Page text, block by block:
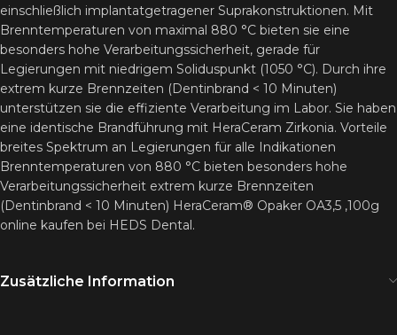
einschließlich implantatgetragener Suprakonstruktionen. Mit
Brenntemperaturen von maximal 880 °C bieten sie eine
besonders hohe Verarbeitungssicherheit, gerade für
Legierungen mit niedrigem Soliduspunkt (1050 °C). Durch ihre
extrem kurze Brennzeiten (Dentinbrand < 10 Minuten)
unterstützen sie die effiziente Verarbeitung im Labor. Sie haben
eine identische Brandführung mit HeraCeram Zirkonia. Vorteile
breites Spektrum an Legierungen für alle Indikationen
Brenntemperaturen von 880 °C bieten besonders hohe
Verarbeitungssicherheit extrem kurze Brennzeiten
(Dentinbrand < 10 Minuten) HeraCeram® Opaker OA3,5 ,100g
online kaufen bei HEDS Dental.
Zusätzliche Information